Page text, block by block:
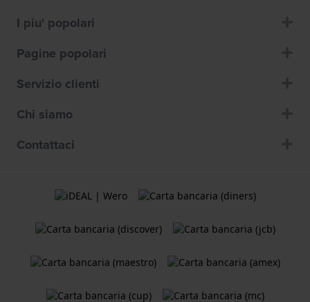
I piu' popolari
Pagine popolari
Servizio clienti
Chi siamo
Contattaci